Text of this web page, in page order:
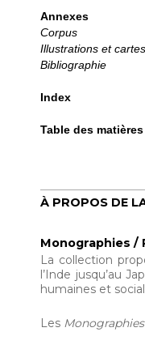
Annexes
Corpus
Illustrations et cartes
Bibliographie
Index
Table des
À PROPOS DE
Monographies /
La collection
l’Inde jusqu’au
humaines et
Les Monographies